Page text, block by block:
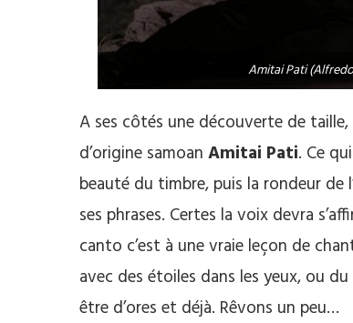
Amitai Pati
A ses côtés une découverte de
d’origine samoan Amitai Pati. Ce
beauté du timbre, puis la rondeur de
ses phrases. Certes la voix devra
canto c’est à une vraie leçon de
avec des étoiles dans les yeux, ou
être d’ores et déjà. Rêvons un peu…